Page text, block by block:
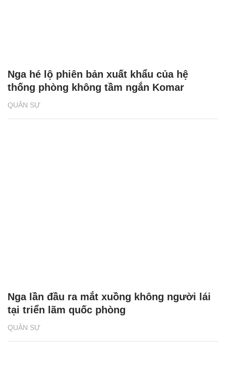
QUÂN SỰ
Nga hé lộ phiên bản xuất khẩu của hệ
thống phòng không tầm ngắn Komar
QUÂN SỰ
Nga lần đầu ra mắt xuồng không người lái
tại triển lãm quốc phòng